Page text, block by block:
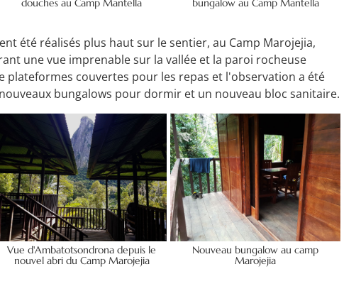
douches au Camp Mantella
bungalow au Camp Mantella
été réalisés plus haut sur le sentier, au Camp Marojejia,
une vue imprenable sur la vallée et la paroi rocheuse
plateformes couvertes pour les repas et l'observation a été
bungalows pour dormir et un nouveau bloc sanitaire.
Vue d'Ambatotsondrona depuis le
nouvel abri du Camp Marojejia
Nouveau bungalow au camp
Marojejia